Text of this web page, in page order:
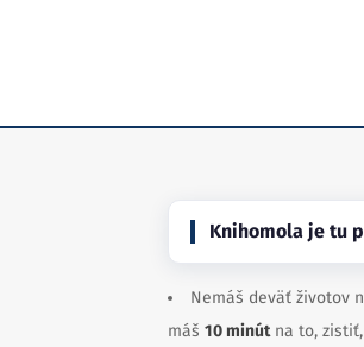
Knihomola je tu
Nemáš deväť životov
máš 10 minútna to,